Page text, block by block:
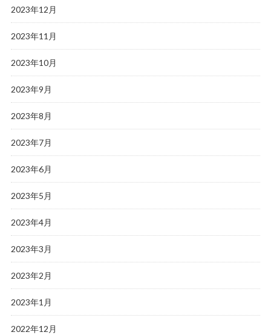
2023年12月
2023年11月
2023年10月
2023年9月
2023年8月
2023年7月
2023年6月
2023年5月
2023年4月
2023年3月
2023年2月
2023年1月
2022年12月